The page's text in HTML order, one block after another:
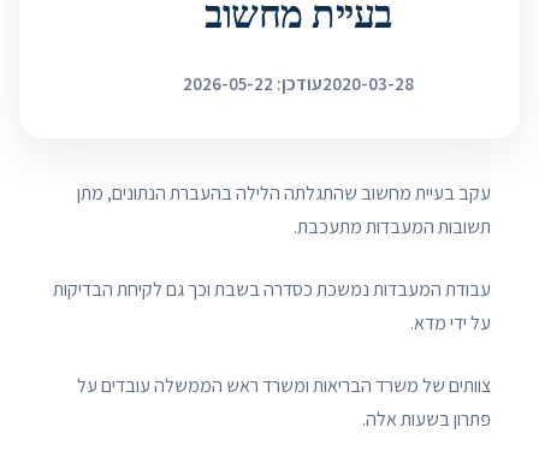
בעיית מחשוב
2020-03-28עודכן: 2026-05-22
עקב בעיית מחשוב שהתגלתה הלילה בהעברת הנתונים, מתן
תשובות המעבדות מתעכבת.
עבודת המעבדות נמשכת כסדרה בשבת וכך גם לקיחת הבדיקות
על ידי מדא.
צוותים של משרד הבריאות ומשרד ראש הממשלה עובדים על
פתרון בשעות אלה.